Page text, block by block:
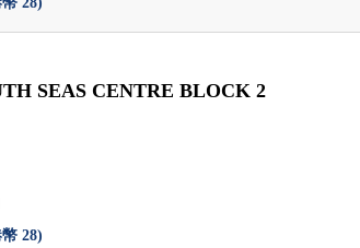
SEAS CENTRE BLOCK 2
28)